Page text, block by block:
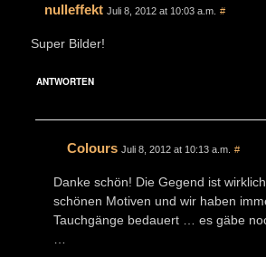
nulleffekt Juli 8, 2012 at 10:03 a.m. #
Super Bilder!
ANTWORTEN
Colours Juli 8, 2012 at 10:13 a.m. #
Danke schön! Die Gegend ist
schönen Motiven und wir haben
Tauchgänge bedauert … es gäbe